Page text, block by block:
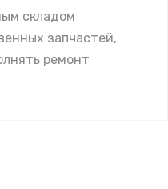
складом
запчастей,
ремонт